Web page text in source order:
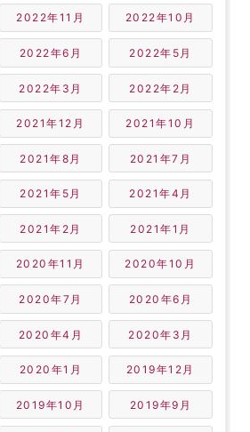
2022年11月 2022年10月
2022年6月 2022年5月
2022年3月 2022年2月
2021年12月 2021年10月
2021年8月 2021年7月
2021年5月 2021年4月
2021年2月 2021年1月
2020年11月 2020年10月
2020年7月 2020年6月
2020年4月 2020年3月
2020年1月 2019年12月
2019年10月 2019年9月